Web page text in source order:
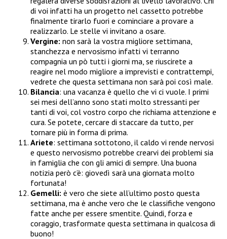
di voi infatti ha un progetto nel cassetto potrebbe
finalmente tirarlo fuori e cominciare a provare a
realizzarlo. Le stelle vi invitano a osare.
Vergine: non sarà la vostra migliore settimana,
stanchezza e nervosismo infatti vi terranno
compagnia un pò tutti i giorni ma, se riuscirete a
reagire nel modo migliore a imprevisti e contrattempi,
vedrete che questa settimana non sarà poi così male.
Bilancia: una vacanza è quello che vi ci vuole. I primi
sei mesi dell’anno sono stati molto stressanti per
tanti di voi, col vostro corpo che richiama attenzione e
cura. Se potete, cercare di staccare da tutto, per
tornare più in forma di prima.
Ariete: settimana sottotono, il caldo vi rende nervosi
e questo nervosismo potrebbe crearvi dei problemi sia
in famiglia che con gli amici di sempre. Una buona
notizia però c’è: giovedì sarà una giornata molto
fortunata!
Gemelli: è vero che siete all’ultimo posto questa
settimana, ma è anche vero che le classifiche vengono
fatte anche per essere smentite. Quindi, forza e
coraggio, trasformate questa settimana in qualcosa di
buono!